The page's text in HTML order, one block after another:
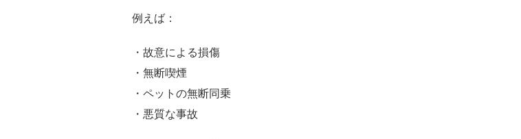
例えば：
・故意による損傷
・無断喫煙
・ペットの無断同乗
・悪質な事故